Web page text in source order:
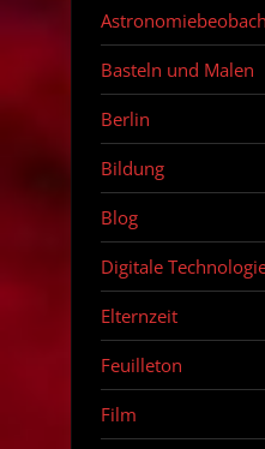
Basteln und Malen
Berlin
Bildung
Blog
Digitale
Elternzeit
Feuilleton
Film